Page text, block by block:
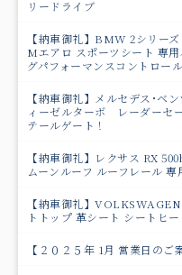
リードライブ
【納車御礼】BMW 2シリ
Mエアロ スポーツシート 専
グパフォーマンスコントロール
【納車御礼】メルセデス･ベ
ィーゼルターボ レーダーセ
テールゲート！
【納車御礼】レクサス RX
ムーンルーフ ルーフレール 専
【納車御礼】
トトップ 革シート シートヒ
【２０２５年 1月 営業日のご